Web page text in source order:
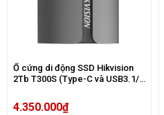
Ổ cứng di động SSD Hikvision
2Tb T300S (Type-C và USB3.1/
4.350.000₫